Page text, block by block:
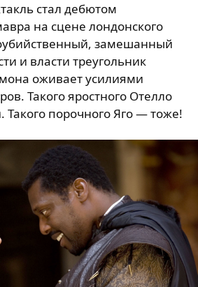
стал дебютом
на сцене лондонского
замешанный
и власти треугольник
оживает усилиями
Такого яростного Отелло
порочного Яго — тоже!